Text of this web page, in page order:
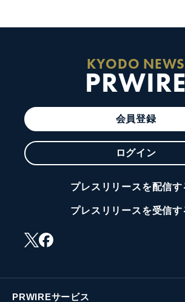
KYODO NEWS
PRWIRE
会員登録
ログイン
プレスリリースを配信す
プレスリリースを受信す
PRWIREサービス